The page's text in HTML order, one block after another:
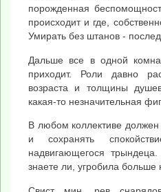
порожденная
происходит и где,
Умирать без штанов -
Дальше все в одной
приходит. Роли давно
возраста и толщины
какая-то незначительная
В любом коллективе
и сохранять
надвигающегося
знаете ли, угробила больше